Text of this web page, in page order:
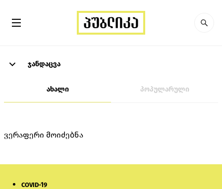
ჯანდაცვა
ახალი პოპულარული
ვერაფერი მოიძებნა
COVID-19